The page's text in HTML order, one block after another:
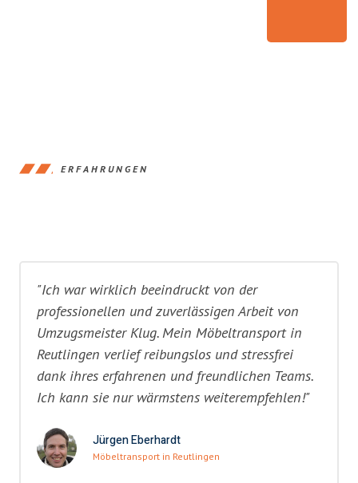
ERFAHRUNGEN
"Ich war wirklich beeindruckt von der
professionellen und zuverlässigen Arbeit von
Umzugsmeister Klug. Mein Möbeltransport in
Reutlingen verlief reibungslos und stressfrei
dank ihres erfahrenen und freundlichen Teams.
Ich kann sie nur wärmstens weiterempfehlen!"
Jürgen Eberhardt
Möbeltransport in Reutlingen